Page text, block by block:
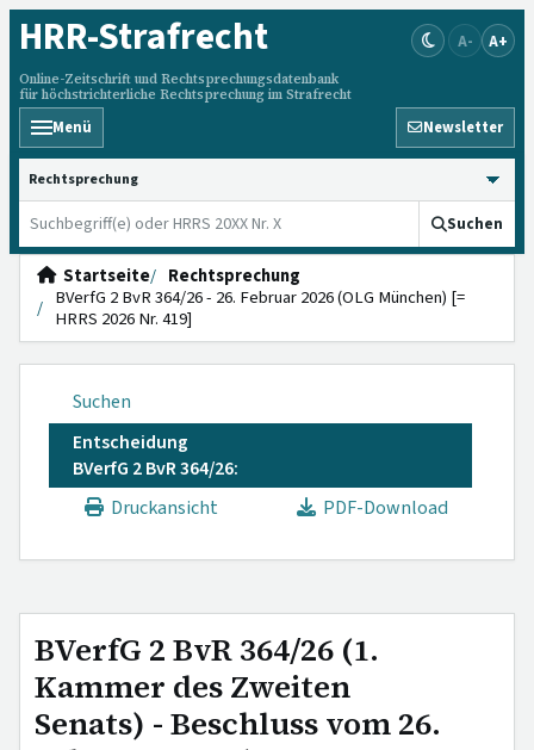
HRR-Strafrecht
Online-Zeitschrift und Rechtsprechungsdatenbank
für höchstrichterliche Rechtsprechung im Strafrecht
A- A+
Menü Newsletter
HRRS durchsuchen
Suchen
Startseite
Rechtsprechung
BVerfG 2 BvR 364/26 - 26. Februar 2026 (OLG München) [=
HRRS 2026 Nr. 419]
Suchen
Entscheidung
BVerfG 2 BvR 364/26:
Druckansicht
PDF-Download
BVerfG 2 BvR 364/26 (1.
Kammer des Zweiten
Senats) - Beschluss vom 26.